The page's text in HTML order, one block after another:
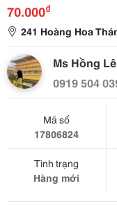
70.000₫
241 Hoàng Hoa
Ms Hồng
0919 504
Mã số
17806824
Tình trạng
Hàng mới